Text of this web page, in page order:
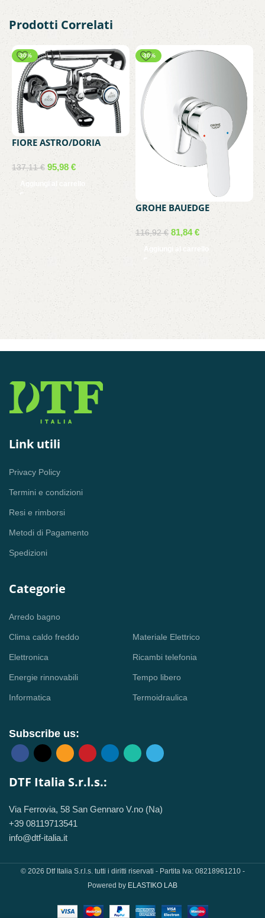
Prodotti Correlati
-30%
FIORE ASTRO/DORIA
GRUPPO VASCA
137,11€ 95,98 €
Aggiungi al carrello
-30%
GROHE BAUEDGE
MISCELATORE INCASSO
DOCCIA
116,92€ 81,84€
Aggiungi al carrello
Link utili
Privacy Policy
Termini e condizioni
Resi e rimborsi
Metodi di Pagamento
Spedizioni
Categorie
Arredo bagno
Clima caldo freddo
Elettronica
Energie rinnovabili
Informatica
Materiale Elettrico
Ricambi telefonia
Tempo libero
Termoidraulica
Subscribe us:
DTF Italia S.r.l.s.:
Via Ferrovia, 58 San Gennaro V.no (Na)
+39 08119713541
info@dtf-italia.it
© 2026 Dtf Italia S.r.l.s. tutti i diritti riservati - Partita Iva: 08218961210 -
Powered by ELASTIKO LAB